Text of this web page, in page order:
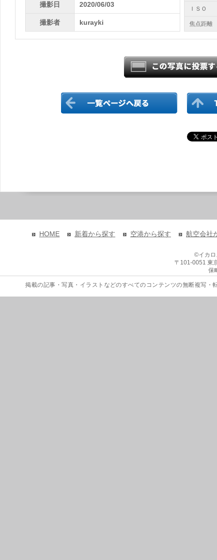
撮影日 2020/06/03
撮影者 kurayki
ＩＳＯ
焦点距離
HOME 新着から探す 空港から探す 航空会社
©イカ
〒101-0051 東
保
掲載の記事・写真・イラストなどのすべてのコンテンツの無断複